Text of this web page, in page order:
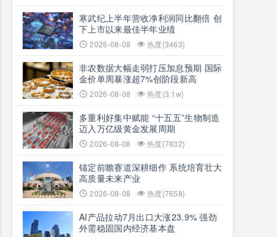
寒武纪上半年营收净利润同比翻倍 创
下上市以来最佳半年业绩
2026-08-08 热度{3463}
非农数据大幅走弱打压加息预期 国际
金价单周暴涨超7%创阶段新高
2026-08-08 热度{3.1w}
多重利好集中赋能 “十五五”生物制造
迈入万亿级黄金发展周期
2026-08-08 热度{7832}
锚定前瞻赛道深耕细作 系统培育壮大
高质量未来产业
2026-08-08 热度{7658}
AI产品拉动7月出口大涨23.9% 强劲
外需稳固国内经济基本盘